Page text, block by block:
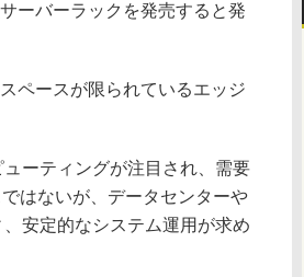
ーバーラックを発売すると発
ペースが限られているエッジ
ーティングが注目され、需要
はないが、データセンターや
安定的なシステム運用が求め